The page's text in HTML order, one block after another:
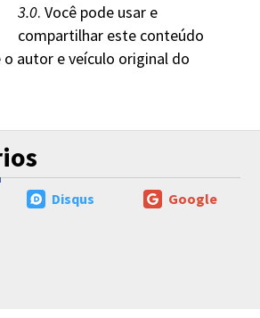
3.0. Você pode usar e
compartilhar este conteúdo
autor e veículo original do
Google
Disqus